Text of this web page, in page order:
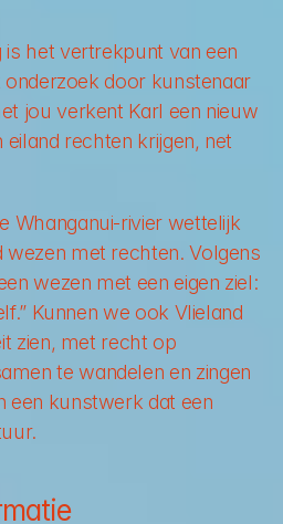
het vertrekpunt van een
door kunstenaar
jou verkent Karl een nieuw
eiland rechten krijgen, net
Whanganui-rivier wettelijk
wezen met rechten. Volgens
wezen met een eigen ziel:
Kunnen we ook Vlieland
zien, met recht op
te wandelen en zingen
een kunstwerk dat een